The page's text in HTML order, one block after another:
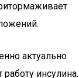
актуально
инсулина.